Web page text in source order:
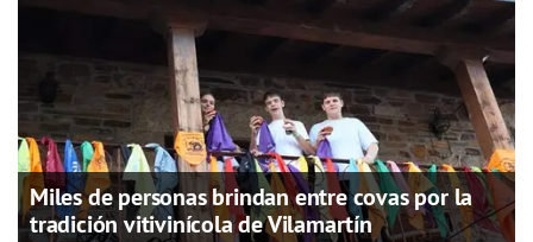
Miles de personas brindan entre covas por la
tradición vitivinícola de Vilamartín